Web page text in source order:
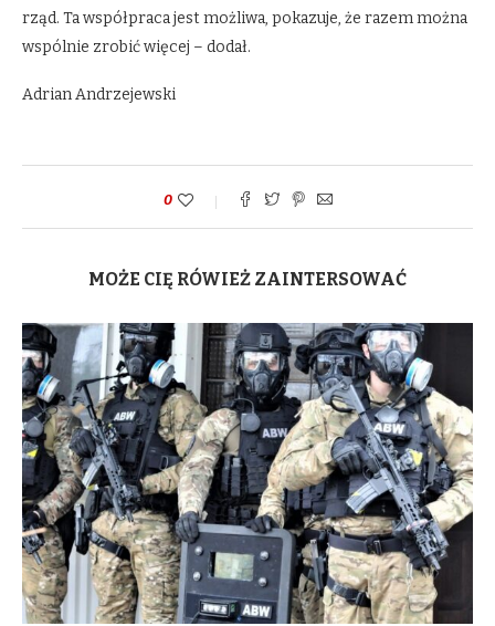
rząd. Ta współpraca jest możliwa, pokazuje, że razem można
wspólnie zrobić więcej – dodał.
Adrian Andrzejewski
0
MOŻE CIĘ RÓWIEŻ ZAINTERSOWAĆ